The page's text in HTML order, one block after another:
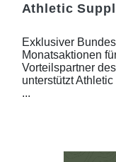
Athletic
Exklusiver
Monatsaktionen
Vorteilspartner
unterstützt
...